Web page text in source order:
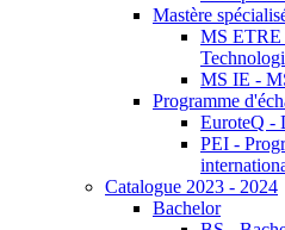
Mastère
MS ETRE
MS IE -
Programme
EuroteQ -
PEI -
Catalogue 2023 - 2024
Bachelor